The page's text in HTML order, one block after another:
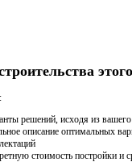
решений, исходя из
описание оптимальных
стоимость постройки и